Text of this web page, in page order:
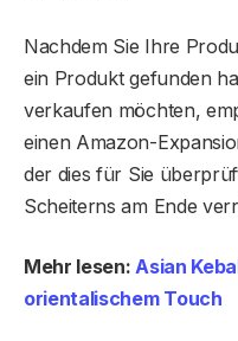
Nachdem Sie Ihre
ein Produkt gefunden
verkaufen möchten,
einen Amazon-
der dies für Sie
Scheiterns am Ende
Mehr lesen:Asian
orientalischem Touch